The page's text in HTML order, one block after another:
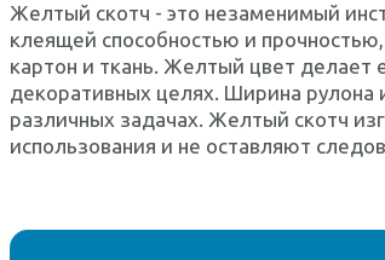
Желтый скотч - это незаменимый
клеящей способностью и
картон и ткань. Желтый цвет делает
декоративных целях. Ширина рулона
различных задачах. Желтый скотч
использования и не оставляют